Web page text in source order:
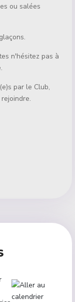
ou salées
n'hésitez pas à
par le Club,